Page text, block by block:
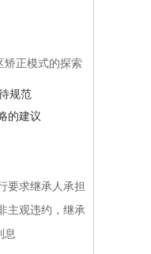
矫正模式的探索
规范
的建议
要求继承人承担
主观违约，继承
息